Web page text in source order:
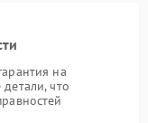
на
что